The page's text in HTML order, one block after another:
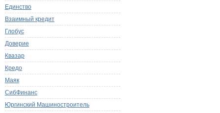
Единство
Взаимный кредит
Глобус
Доверие
Квазар
Кредо
Маяк
СибФинанс
Юргинский Машиностроитель